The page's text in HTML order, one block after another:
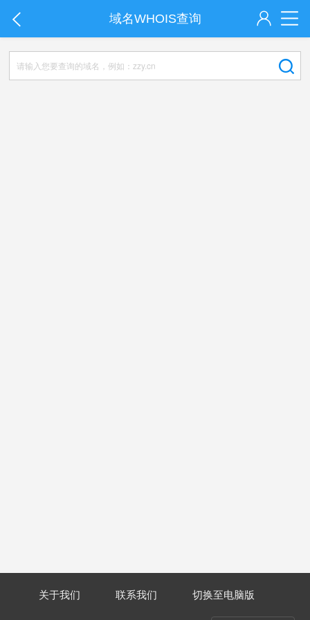
域名WHOIS查询
关于我们 联系我们 切换至电脑版